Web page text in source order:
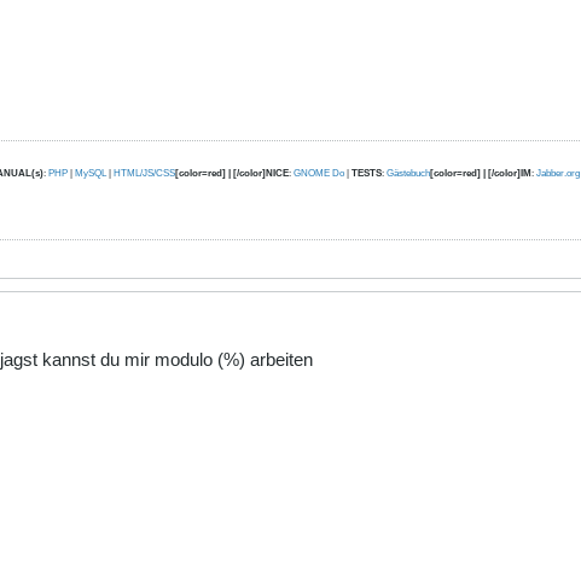
: PHP | MySQL | HTML/JS/CSS[color=red] | [/color]NICE: GNOME Do | TESTS: Gästebuch[color=red] | [/color]IM: Jabber.org
kannst du mir modulo (%) arbeiten